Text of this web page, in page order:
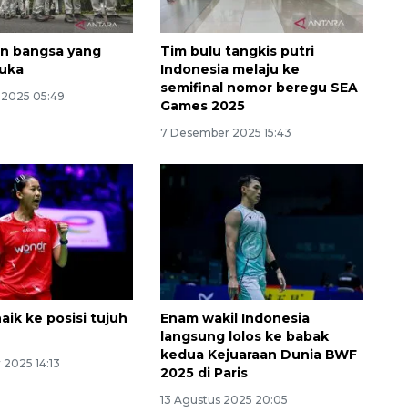
bangsa yang
05:49
Tim bulu tangkis putri
Indonesia melaju ke
semifinal nomor beregu SEA
Games 2025
7 Desember 2025 15:43
ke posisi tujuh
14:13
Enam wakil Indonesia
langsung lolos ke babak
kedua Kejuaraan Dunia BWF
2025 di Paris
13 Agustus 2025 20:05